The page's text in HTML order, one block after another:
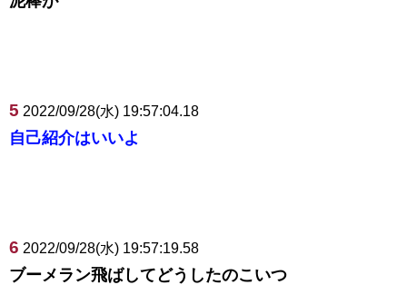
5 2022/09/28(水) 19:57:04.18
自己紹介はいいよ
6 2022/09/28(水) 19:57:19.58
ブーメラン飛ばしてどうしたのこいつ